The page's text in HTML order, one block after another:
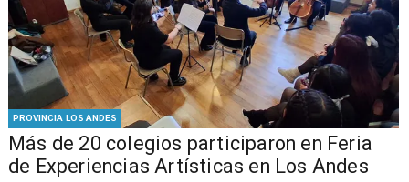
PROVINCIA LOS ANDES
Más de 20 colegios participaron en Feria
de Experiencias Artísticas en Los Andes